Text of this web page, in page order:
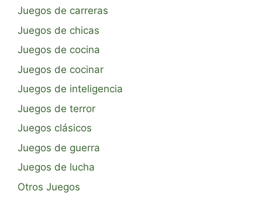
Juegos de carreras
Juegos de chicas
Juegos de cocina
Juegos de cocinar
Juegos de inteligencia
Juegos de terror
Juegos clásicos
Juegos de guerra
Juegos de lucha
Otros Juegos